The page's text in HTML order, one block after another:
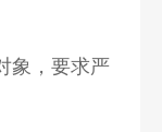
象，要求严